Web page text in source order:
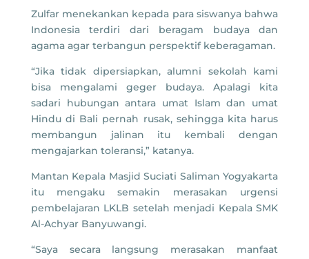
Zulfar menekankan kepada para siswanya bahwa
Indonesia terdiri dari beragam budaya dan
agama agar terbangun perspektif keberagaman.
“Jika tidak dipersiapkan, alumni sekolah kami
bisa mengalami geger budaya. Apalagi kita
sadari hubungan antara umat Islam dan umat
Hindu di Bali pernah rusak, sehingga kita harus
membangun jalinan itu kembali dengan
mengajarkan toleransi,” katanya.
Mantan Kepala Masjid Suciati Saliman Yogyakarta
itu mengaku semakin merasakan urgensi
pembelajaran LKLB setelah menjadi Kepala SMK
Al-Achyar Banyuwangi.
“Saya secara langsung merasakan manfaat